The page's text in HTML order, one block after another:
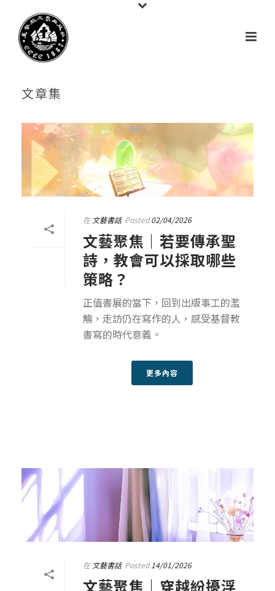
文章集
首頁 /
在 文藝書話 Posted 02/04/2026
文藝聚焦｜若要傳承聖
詩，教會可以採取哪些
策略？
正值書展的當下，回到出版事工的濫
觴，走訪仍在寫作的人，感受基督教
書寫的時代意義。
更多內容
在 文藝書話 Posted 14/01/2026
文藝聚焦｜穿越紛擾浮